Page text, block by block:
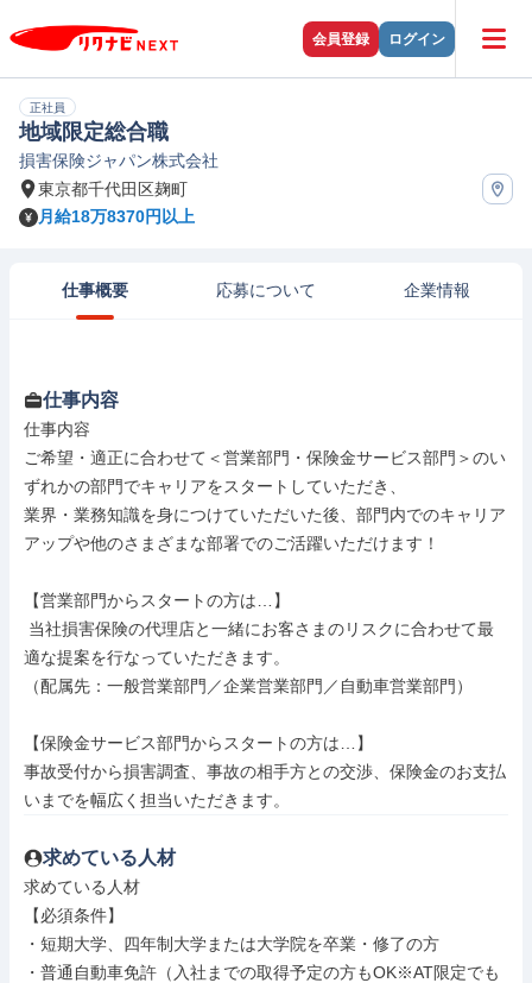
会員登録 ログイン
正社員
地域限定総合職
損害保険ジャパン株式会社
東京都千代田区麹町
月給18万8370円以上
仕事概要 応募について 企業情報
仕事内容
仕事内容
ご希望・適正に合わせて＜営業部門・保険金サービス部門＞のい
ずれかの部門でキャリアをスタートしていただき、
業界・業務知識を身につけていただいた後、部門内でのキャリア
アップや他のさまざまな部署でのご活躍いただけます！
【営業部門からスタートの方は…】
適な提案を行なっていただきます。
（配属先：一般営業部門／企業営業部門／自動車営業部門）
【保険金サービス部門からスタートの方は…】
事故受付から損害調査、事故の相手方との交渉、保険金のお支払
いまでを幅広く担当いただきます。
求めている人材
求めている人材
【必須条件】
・短期大学、四年制大学または大学院を卒業・修了の方
・普通自動車免許（入社までの取得予定の方もOK※AT限定でも